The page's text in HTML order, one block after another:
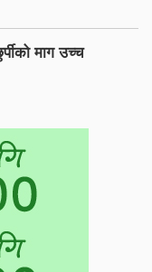
माग उच्च